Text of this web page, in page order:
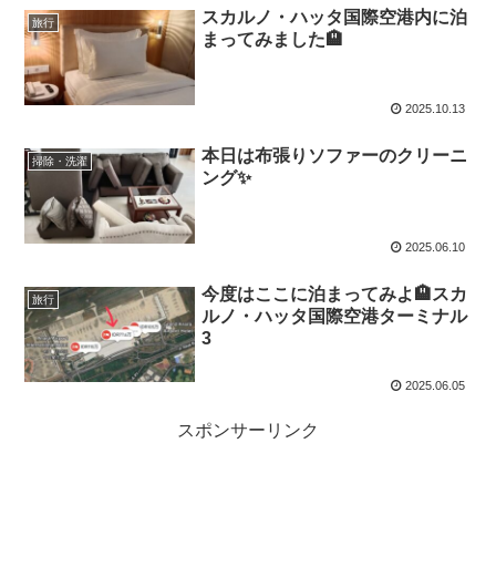
旅行
スカルノ・ハッタ国際空港内に泊
まってみました🏨
2025.10.13
掃除・洗濯
本日は布張りソファーのクリーニ
ング✨️
2025.06.10
旅行
今度はここに泊まってみよ🏨スカ
ルノ・ハッタ国際空港ターミナル
3
2025.06.05
スポンサーリンク